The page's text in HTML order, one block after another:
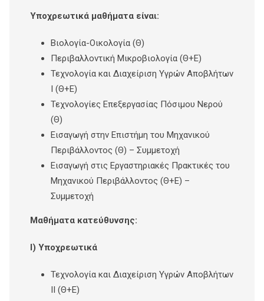
Υποχρεωτικά μαθήματα είναι:
Βιολογία-Οικολογία (Θ)
Περιβαλλοντική Μικροβιολογία (Θ+Ε)
Τεχνολογία και Διαχείριση Υγρών Αποβλήτων
Ι (Θ+Ε)
Τεχνολογίες Επεξεργασίας Πόσιμου Νερού
(Θ)
Εισαγωγή στην Επιστήμη του Μηχανικού
Περιβάλλοντος (Θ) – Συμμετοχή
Εισαγωγή στις Εργαστηριακές Πρακτικές του
Μηχανικού Περιβάλλοντος (Θ+Ε) –
Συμμετοχή
Μαθήματα κατεύθυνσης:
Ι) Υποχρεωτικά
Τεχνολογία και Διαχείριση Υγρών Αποβλήτων
ΙΙ (Θ+Ε)